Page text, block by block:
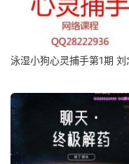
泳湿小狗心灵捕手第1期 刘